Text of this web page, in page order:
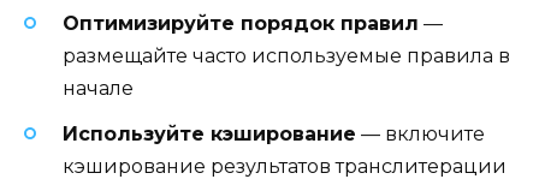
Оптимизируйте порядок правил —
размещайте часто используемые правила в
начале
Используйте кэширование — включите
кэширование результатов транслитерации